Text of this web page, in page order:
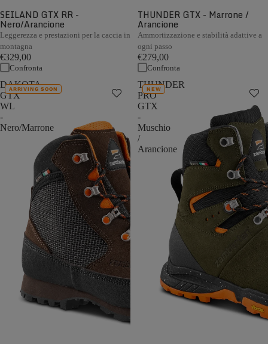
SEILAND GTX RR -
Nero/Arancione
Leggerezza e prestazioni per la caccia in
montagna
€329,00
Confronta
THUNDER GTX - Marrone /
Arancione
Ammortizzazione e stabilità adattive a
ogni passo
€279,00
Confronta
DAKOTA
GTX
WL
-
Nero/Marrone
ARRIVING SOON
THUNDER
PRO
GTX
-
Muschio
/
Arancione
NEW